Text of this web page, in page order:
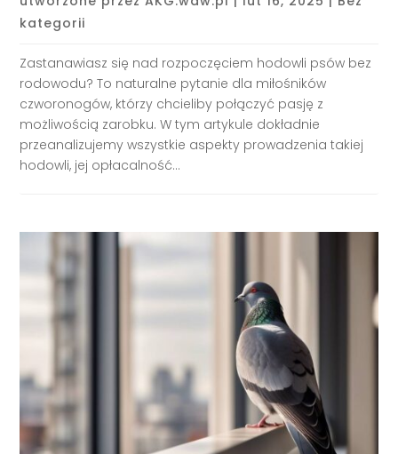
kategorii
Zastanawiasz się nad rozpoczęciem hodowli psów bez
rodowodu? To naturalne pytanie dla miłośników
czworonogów, którzy chcieliby połączyć pasję z
możliwością zarobku. W tym artykule dokładnie
przeanalizujemy wszystkie aspekty prowadzenia takiej
hodowli, jej opłacalność...